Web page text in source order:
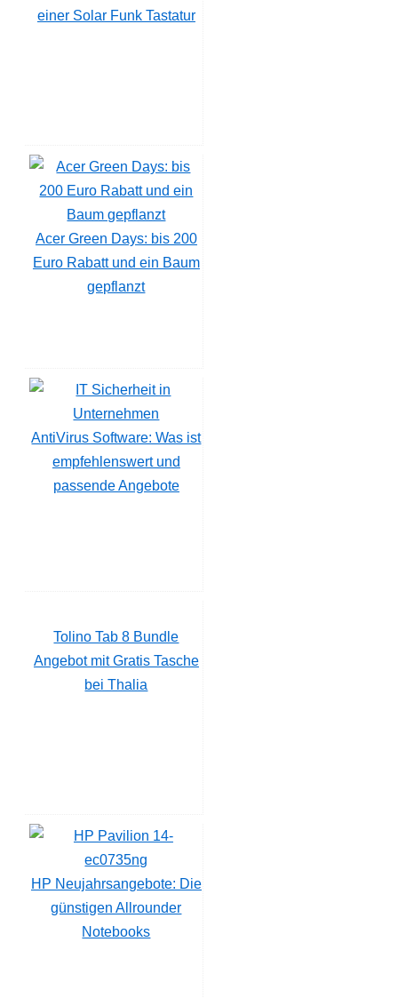
einer Solar Funk Tastatur
Acer Green Days: bis 200
Euro Rabatt und ein Baum
gepflanzt
AntiVirus Software: Was ist
empfehlenswert und
passende Angebote
Tolino Tab 8 Bundle
Angebot mit Gratis Tasche
bei Thalia
HP Neujahrsangebote: Die
günstigen Allrounder
Notebooks